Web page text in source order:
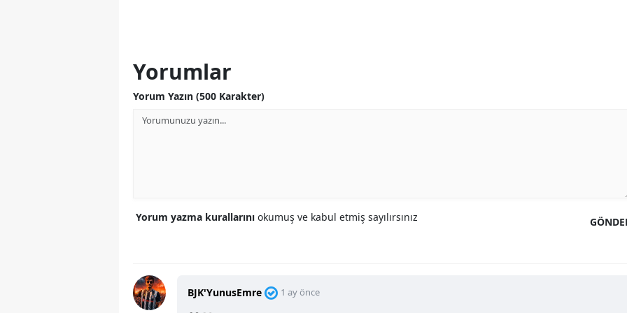
Yorumlar
Yorum Yazın (500 Karakter)
Yorum yazma kurallarını okumuş ve kabul etmiş sayılırsınız
BJK'YunusEmre 1 ay önce